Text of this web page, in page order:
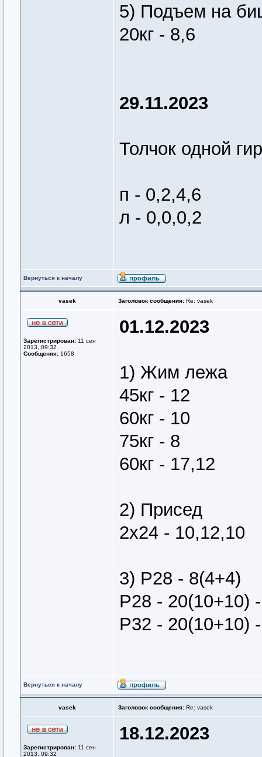
5) Подъем на
20кг - 8,6
29.11.2023
Толчок одной
п - 0,2,4,6
л - 0,0,0,2
Вернуться к началу
vasek Заголовок сообщения: Re: vasek
Зарегистрирован: 11 сен
2013, 09:32
Сообщения: 1658
01.12.2023
1) Жим лежа
45кг - 12
60кг - 10
75кг - 8
60кг - 17,12
2) Присед
2х24 - 10,12,10
3) Р28 - 8(4+4)
Р28 - 20(10+10)
Р32 - 20(10+10)
Вернуться к началу
vasek Заголовок сообщения: Re: vasek
Зарегистрирован: 11 сен
2013, 09:32
18.12.2023